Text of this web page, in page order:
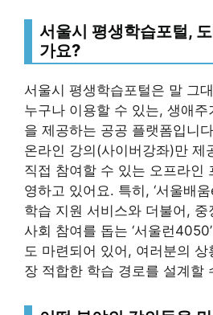
서울시 평생학습포털,
가요?
서울시 평생학습포털은 말 그
누구나 이용할 수 있는, 생애주
을 제공하는 공공 플랫폼입니
온라인 강의(사이버강좌)만 제
직접 참여할 수 있는 오프라인
영하고 있어요. 특히, ‘서울배
학습 지원 서비스와 더불어, 중
사회 참여를 돕는 ‘서울런
도 마련되어 있어, 여러분의
장 적합한 학습 경로를 설계할